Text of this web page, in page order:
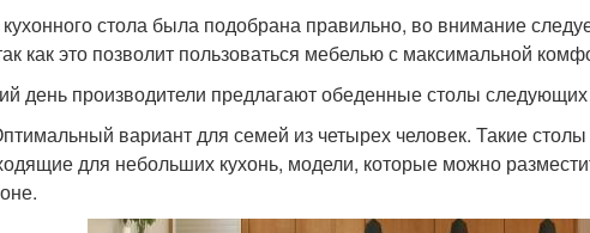
стола была подобрана правильно, во внимание
как это позволит пользоваться мебелью с максимальной
день производители предлагают обеденные столы
вариант для семей из четырех человек. Такие
для небольших кухонь, модели, которые можно